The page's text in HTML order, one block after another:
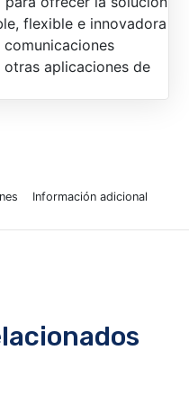
flexible e innovadora
otras aplicaciones de
Información adicional